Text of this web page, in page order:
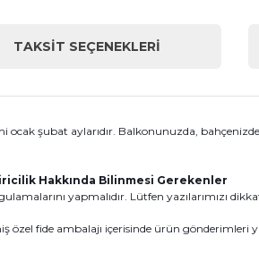
TAKSIT SEÇENEKLERI
ocak şubat aylarıdır. Balkonunuzda,
Hakkında Bilinmesi Gerekenler
yapmalıdır. Lütfen yazılarımızı
fide ambalajı içerisinde ürün gönderimleri